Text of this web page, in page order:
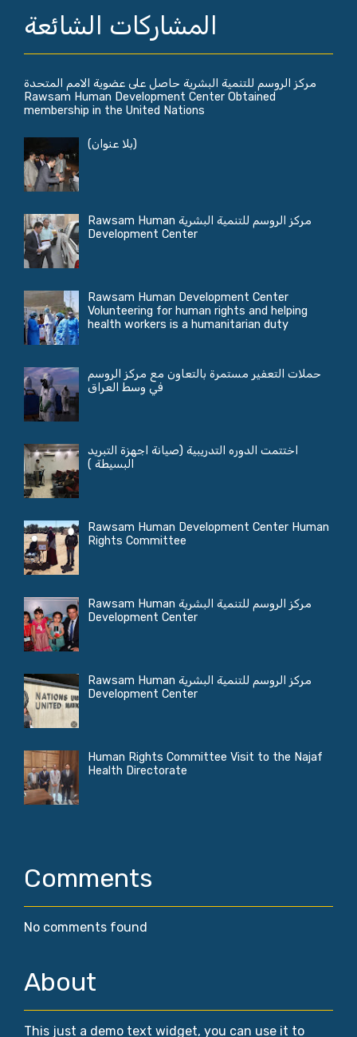
المشاركات الشائعة
مركز الروسم للتنمية البشرية حاصل على عضوية الامم المتحدة
Rawsam Human Development Center Obtained
membership in the United Nations
(بلا عنوان)
مركز الروسم للتنمية البشرية Rawsam Human
Development Center
Rawsam Human Development Center
Volunteering for human rights and helping
health workers is a humanitarian duty
حملات التعفير مستمرة بالتعاون مع مركز الروسم
في وسط العراق
اختتمت الدوره التدريبية (صيانة اجهزة التبريد
البسيطة )
Rawsam Human Development Center Human
Rights Committee
مركز الروسم للتنمية البشرية Rawsam Human
Development Center
مركز الروسم للتنمية البشرية Rawsam Human
Development Center
Human Rights Committee Visit to the Najaf
Health Directorate
Comments
No comments found
About
This just a demo text widget, you can use it to